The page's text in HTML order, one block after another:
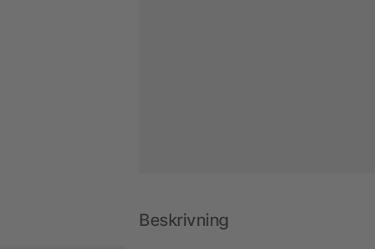
Beskrivning